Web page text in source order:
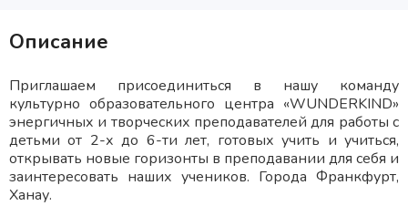
Описание
Приглашаем присоединиться в нашу команду
культурно образовательного центра «WUNDERKIND»
энергичных и творческих преподавателей для работы с
детьми от 2-х до 6-ти лет, готовых учить и учиться,
открывать новые горизонты в преподавании для себя и
заинтересовать наших учеников. Города Франкфурт,
Ханау.